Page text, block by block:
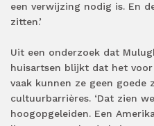
een verwijzing nodig is. En
zitten.’
Uit een onderzoek dat
huisartsen blijkt dat het
vaak kunnen ze geen goede
cultuurbarrières. ‘Dat zien
hoogopgeleiden. Een